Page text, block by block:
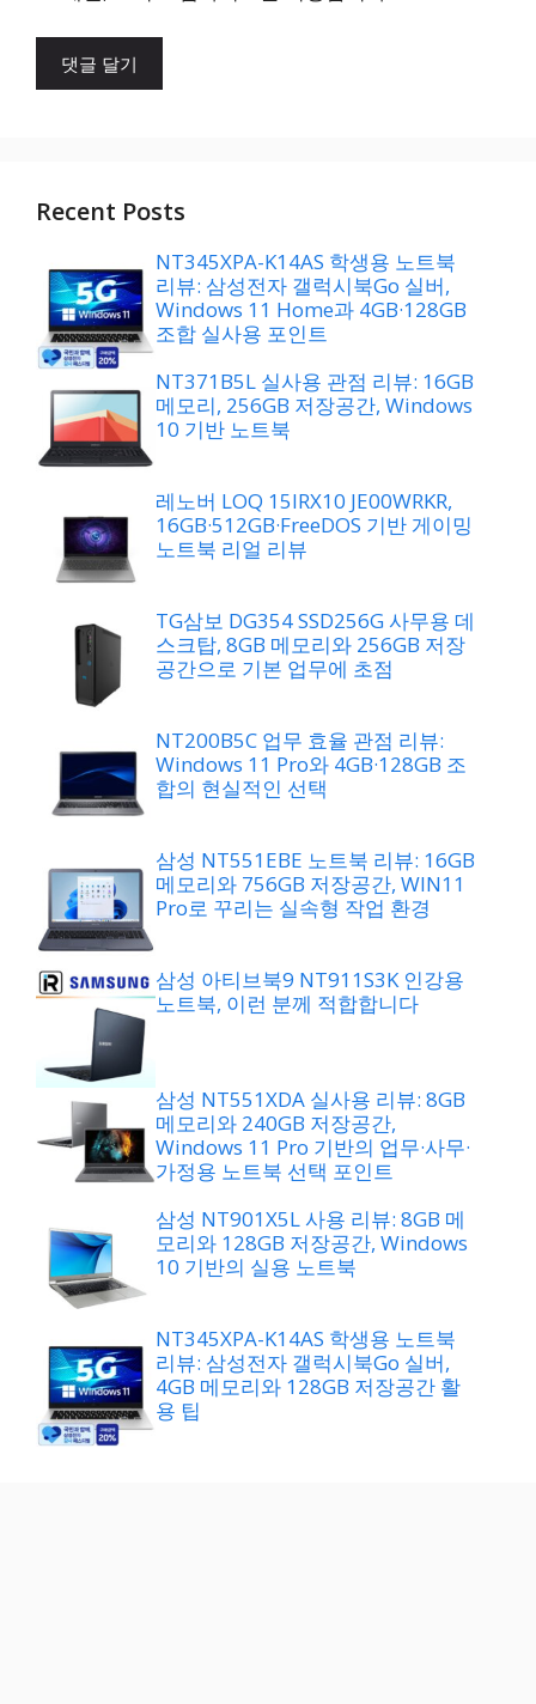
Recent Posts
NT345XPA-K14AS 학생용 노트북
리뷰: 삼성전자 갤럭시북Go 실버,
Windows 11 Home과 4GB·128GB
조합 실사용 포인트
NT371B5L 실사용 관점 리뷰: 16GB
메모리, 256GB 저장공간, Windows
10 기반 노트북
레노버 LOQ 15IRX10 JE00WRKR,
16GB·512GB·FreeDOS 기반 게이밍
노트북 리얼 리뷰
TG삼보 DG354 SSD256G 사무용 데
스크탑, 8GB 메모리와 256GB 저장
공간으로 기본 업무에 초점
NT200B5C 업무 효율 관점 리뷰:
Windows 11 Pro와 4GB·128GB 조
합의 현실적인 선택
삼성 NT551EBE 노트북 리뷰: 16GB
메모리와 756GB 저장공간, WIN11
Pro로 꾸리는 실속형 작업 환경
삼성 아티브북9 NT911S3K 인강용
노트북, 이런 분께 적합합니다
삼성 NT551XDA 실사용 리뷰: 8GB
메모리와 240GB 저장공간,
Windows 11 Pro 기반의 업무·사무·
가정용 노트북 선택 포인트
삼성 NT901X5L 사용 리뷰: 8GB 메
모리와 128GB 저장공간, Windows
10 기반의 실용 노트북
NT345XPA-K14AS 학생용 노트북
리뷰: 삼성전자 갤럭시북Go 실버,
4GB 메모리와 128GB 저장공간 활
용 팁